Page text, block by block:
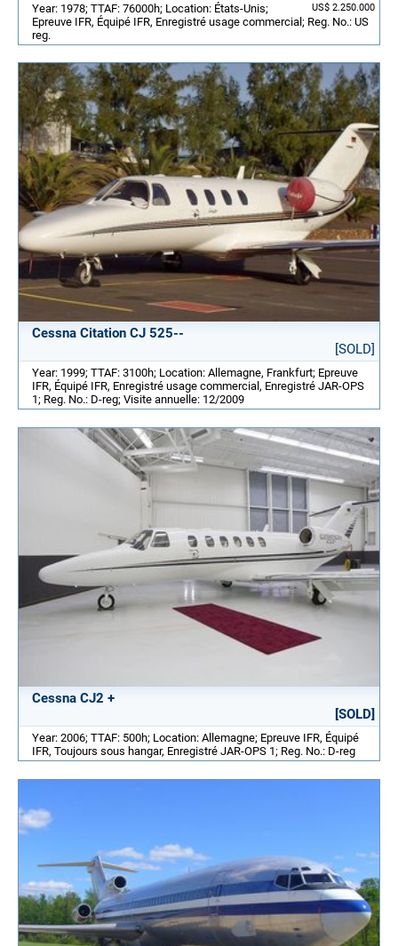
US$ 2.250.000
Year: 1978; TTAF: 76000h; Location: États-Unis;
Epreuve IFR, Équipé IFR, Enregistré usage commercial; Reg. No.: US
reg.
Cessna Citation CJ 525--
[SOLD]
Year: 1999; TTAF: 3100h; Location: Allemagne, Frankfurt; Epreuve
IFR, Équipé IFR, Enregistré usage commercial, Enregistré JAR-OPS
1; Reg. No.: D-reg; Visite annuelle: 12/2009
Cessna CJ2 +
[SOLD]
Year: 2006; TTAF: 500h; Location: Allemagne; Epreuve IFR, Équipé
IFR, Toujours sous hangar, Enregistré JAR-OPS 1; Reg. No.: D-reg